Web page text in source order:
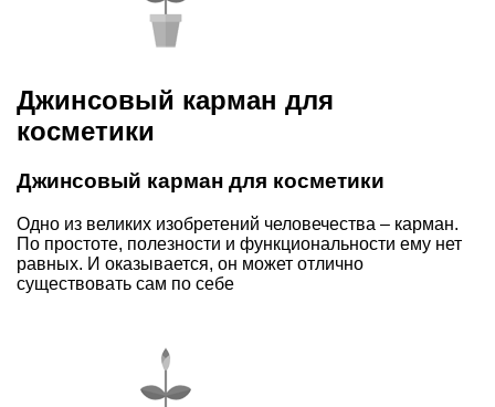
Джинсовый карман для
косметики
Джинсовый карман для косметики
Одно из великих изобретений человечества – карман.
По простоте, полезности и функциональности ему нет
равных. И оказывается, он может отлично
существовать сам по себе